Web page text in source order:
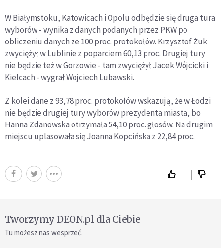
W Białymstoku, Katowicach i Opolu odbędzie się druga tura
wyborów - wynika z danych podanych przez PKW po
obliczeniu danych ze 100 proc. protokołów. Krzysztof Żuk
zwyciężył w Lublinie z poparciem 60,13 proc. Drugiej tury
nie będzie też w Gorzowie - tam zwyciężył Jacek Wójcicki i
Kielcach - wygrał Wojciech Lubawski.
Z kolei dane z 93,78 proc. protokołów wskazują, że w Łodzi
nie będzie drugiej tury wyborów prezydenta miasta, bo
Hanna Zdanowska otrzymała 54,10 proc. głosów. Na drugim
miejscu uplasowała się Joanna Kopcińska z 22,84 proc.
Tworzymy DEON.pl dla Ciebie
Tu możesz nas wesprzeć.